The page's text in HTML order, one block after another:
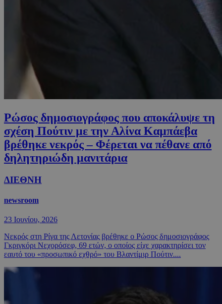
Ρώσος δημοσιογράφος που αποκάλυψε τη
σχέση Πούτιν με την Αλίνα Καμπάεβα
βρέθηκε νεκρός – Φέρεται να πέθανε από
δηλητηριώδη μανιτάρια
ΔΙΕΘΝΗ
newsroom
23 Ιουνίου, 2026
Νεκρός στη Ρίγα της Λετονίας βρέθηκε ο Ρώσος δημοσιογράφος
Γκριγκόρι Νεχορόσεφ, 69 ετών, ο οποίος είχε χαρακτηρίσει τον
εαυτό του «προσωπικό εχθρό» του Βλαντίμιρ Πούτιν....